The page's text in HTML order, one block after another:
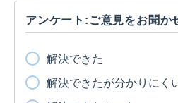
アンケート:ご意見をお聞か
解決できた
解決できたが分かりにく